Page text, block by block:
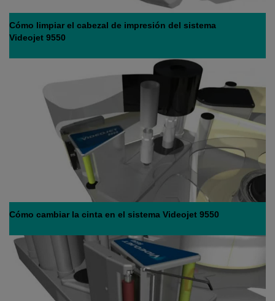
Cómo limpiar el cabezal de impresión del sistema
Videojet 9550
Cómo cambiar la cinta en el sistema Videojet 9550